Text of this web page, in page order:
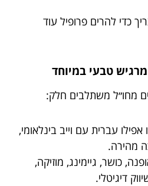
כדי להרים פרופיל עוד
מחו״ל משתלבים חלק:
אפילו עברית עם וייב בינלאומי,
מהירה.
כושר, גיימינג, מוזיקה,
דיגיטלי.